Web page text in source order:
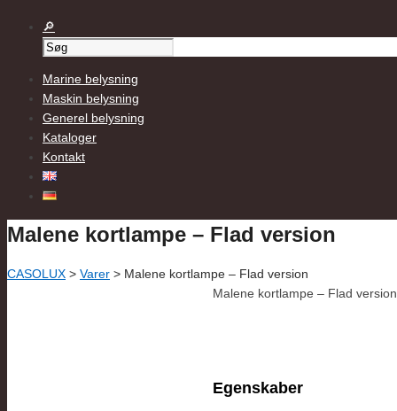
Marine belysning
Maskin belysning
Generel belysning
Kataloger
Kontakt
Malene kortlampe – Flad version
CASOLUX > Varer > Malene kortlampe – Flad version
Malene kortlampe – Flad version
Egenskaber